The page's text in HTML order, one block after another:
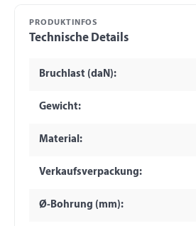
PRODUKTINFOS
Technische Details
Bruchlast (daN):
Gewicht:
Material:
Verkaufsverpackung:
Ø-Bohrung (mm):